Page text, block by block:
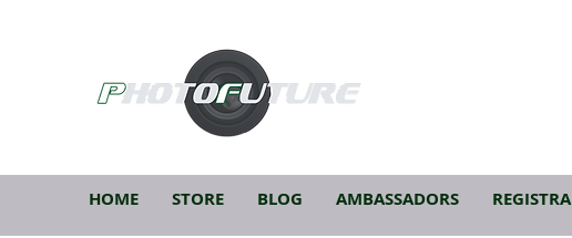
HOME STORE BLOG AMBASSADORS REGISTRA